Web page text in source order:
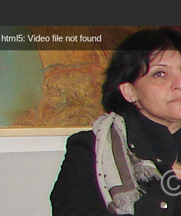
html5: Video file not found